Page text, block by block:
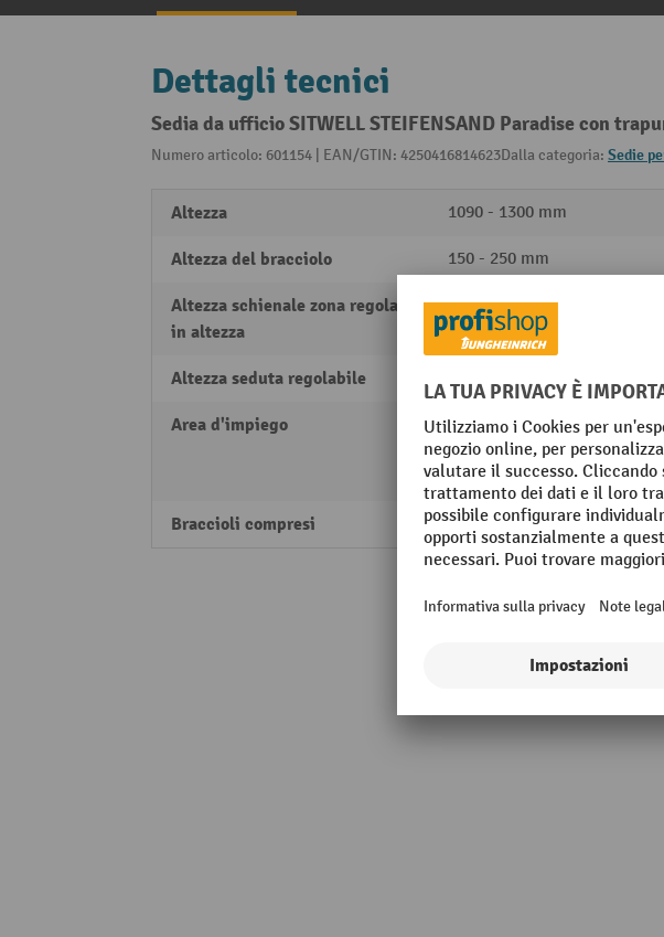
Dettagli tecnici
Sedia da ufficio SITWELL STEIFENSAND Paradise con
Numero articolo: 601154 | EAN/GTIN: 4250416814623Dalla categoria: Sedie
Altezza 1090 - 1300 mm
Altezza del bracciolo 150 - 250 mm
Altezza schienale zona regolabile
in altezza
600 - 680 mm
Altezza seduta regolabile
Area d'impiego
Home Office
Produzione
Ufficio
Braccioli compresi sì